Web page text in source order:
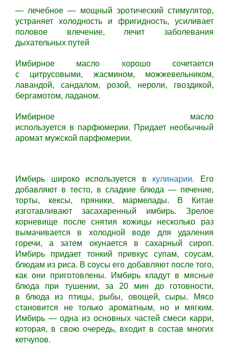
— лечебное — мощный эротический стимулятор,
устраняет холодность и фригидность, усиливает
половое влечение, лечит заболевания
дыхательных путей
Имбирное масло хорошо сочетается
с цитрусовыми, жасмином, можжевельником,
лавандой, сандалом, розой, нероли, гвоздикой,
бергамотом, ладаном.
Имбирное масло
используется в парфюмерии. Придает необычный
аромат мужской парфюмерии.
Имбирь широко используется в кулинарии. Его
добавляют в тесто, в сладкие блюда — печение,
торты, кексы, пряники, мармелады. В Китае
изготавливают засахаренный имбирь. Зрелое
корневище после снятия кожицы несколько раз
вымачивается в холодной воде для удаления
горечи, а затем окунается в сахарный сироп.
Имбирь придает тонкий привкус супам, соусам,
блюдам из риса. В соусы его добавляют после того,
как они приготовлены. Имбирь кладут в мясные
блюда при тушении, за 20 мин до готовности,
в блюда из птицы, рыбы, овощей, сыры. Мясо
становится не только ароматным, но и мягким.
Имбирь — одна из основных частей смеси карри,
которая, в свою очередь, входит в состав многих
кетчупов.